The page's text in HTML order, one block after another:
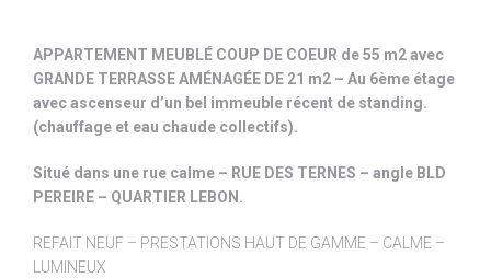
APPARTEMENT MEUBLÉ COUP DE COEUR de 55 m2 avec
GRANDE TERRASSE AMÉNAGÉE DE 21 m2 – Au 6ème étage
avec ascenseur d’un bel immeuble récent de standing.
(chauffage et eau chaude collectifs).
Situé dans une rue calme – RUE DES TERNES – angle BLD
PEREIRE – QUARTIER LEBON.
REFAIT NEUF – PRESTATIONS HAUT DE GAMME – CALME –
LUMINEUX